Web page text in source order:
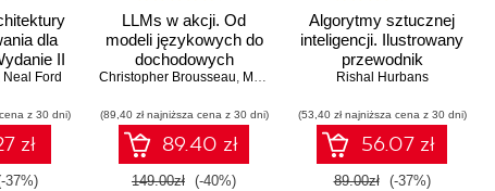
dla
II
Neal Ford
z 30 dni)
zł
37%)
LLMs w akcji. Od
modeli językowych do
dochodowych
produktów
Christopher Brousseau, Matt Sharp
(89,40 zł najniższa cena z 30 dni)
89.40 zł
149.00zł (-40%)
Algorytmy sztucznej
inteligencji. Ilustrowany
przewodnik
Rishal Hurbans
(53,40 zł najniższa cena z 30 dni)
56.07 zł
89.00zł (-37%)